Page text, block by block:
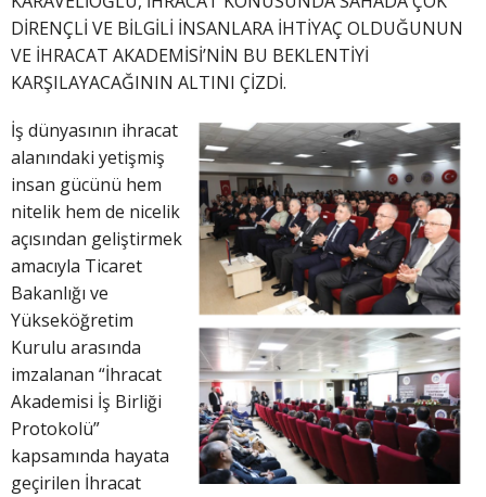
DİRENÇLİ VE BİLGİLİ İNSANLARA İHTİYAÇ OLDUĞUNUN
VE İHRACAT AKADEMİSİ’NİN BU BEKLENTİYİ
KARŞILAYACAĞININ ALTINI ÇİZDİ.
İş dünyasının ihracat
alanındaki yetişmiş
insan gücünü hem
nitelik hem de nicelik
açısından geliştirmek
amacıyla Ticaret
Bakanlığı ve
Yükseköğretim
Kurulu arasında
imzalanan “İhracat
Akademisi İş Birliği
Protokolü”
kapsamında hayata
geçirilen İhracat